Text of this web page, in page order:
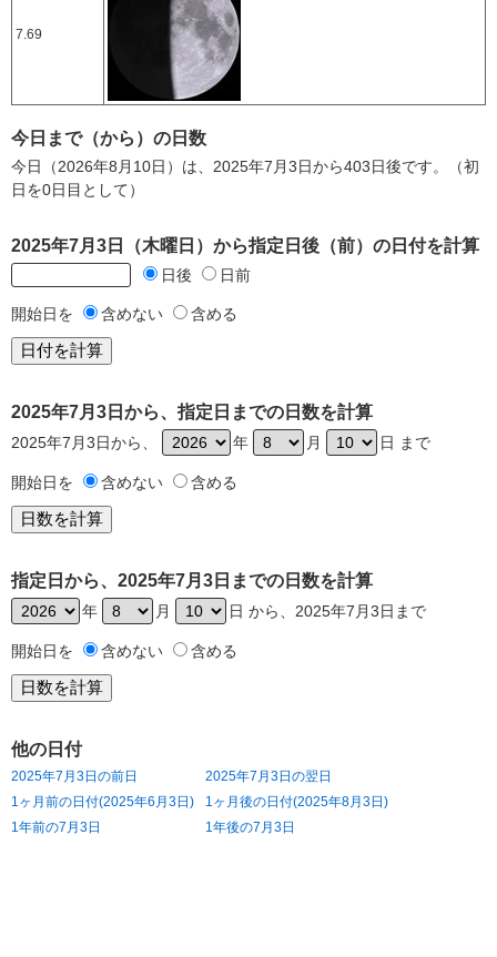
7.69
今日まで（から）の日数
今日（2026年8月10日）は、2025年7月3日から403日後です。（初
日を0日目として）
2025年7月3日（木曜日）から指定日後（前）の日付を計算
日後 日前
開始日を 含めない 含める
2025年7月3日から、指定日までの日数を計算
2025年7月3日から、 年 月 日 まで
開始日を 含めない 含める
指定日から、2025年7月3日までの日数を計算
年 月 日 から、2025年7月3日まで
開始日を 含めない 含める
他の日付
2025年7月3日の前日
2025年7月3日の翌日
1ヶ月前の日付(2025年6月3日)
1ヶ月後の日付(2025年8月3日)
1年前の7月3日
1年後の7月3日